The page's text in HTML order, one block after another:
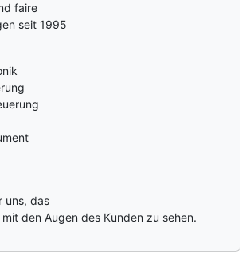
faire
seit 1995
uns, das
den Augen des Kunden zu sehen.